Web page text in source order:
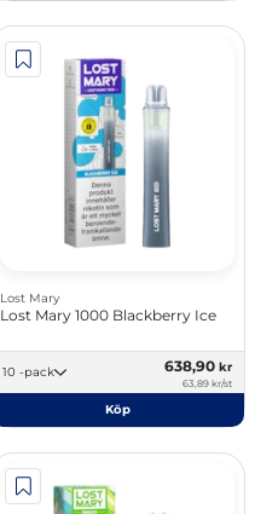
Lost Mary
Lost Mary 1000 Blackberry Ice
10 -pack 638,90 kr
63,89 kr/st
Köp